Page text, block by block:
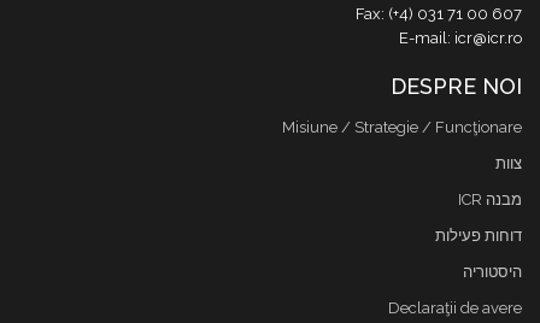
Fax: (+4) 031 71 00 607
E-mail: icr@icr.ro
DESPRE NOI
Misiune / Strategie / Funcţionare
צוות
מבנה ICR
דוחות פעילות
היסטוריה
Declaraţii de avere